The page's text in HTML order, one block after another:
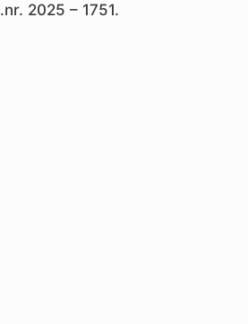
2025 – 1751.